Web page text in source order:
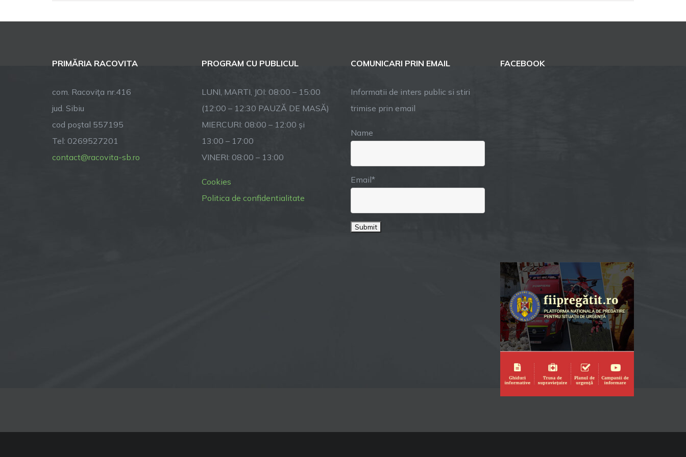
Ședință
–
septembrie
PRIMĂRIA RACOVITA
com. Racoviţa nr.416
jud. Sibiu
cod poştal 557195
Tel: 0269527201
contact@racovita-sb.ro
PROGRAM CU PUBLICUL
LUNI, MARTI, JOI: 08:00 – 15:00
(12:00 – 12:30 PAUZĂ DE MASĂ)
MIERCURI: 08:00 – 12:00 și
13:00 – 17:00
VINERI: 08:00 – 13:00
Cookies
Politica de confidentialitate
COMUNICARI PRIN EMAIL
Informatii de inters public si stiri
trimise prin email
Name
Email*
FACEBOOK